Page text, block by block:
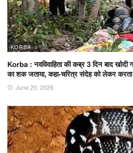
KORBA
Korba : नवविवाहिता की कब्र 3 दिन बाद खोदी
का शक जताया, कहा-चरित्र संदेह को लेकर
June 20, 2026